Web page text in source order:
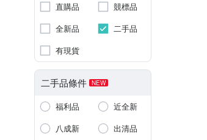
直購品
競標品
全新品
二手品
有現貨
二手品條件 NEW
福利品
近全新
八成新
出清品